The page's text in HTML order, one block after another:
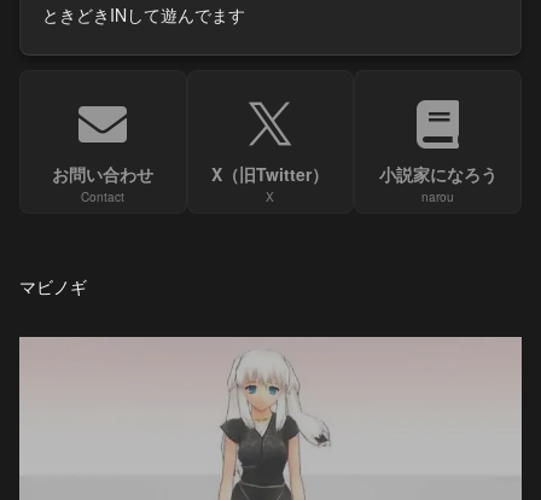
ときどきINして遊んでます
お問い合わせ
Contact
X（旧Twitter）
X
小説家になろう
narou
マビノギ